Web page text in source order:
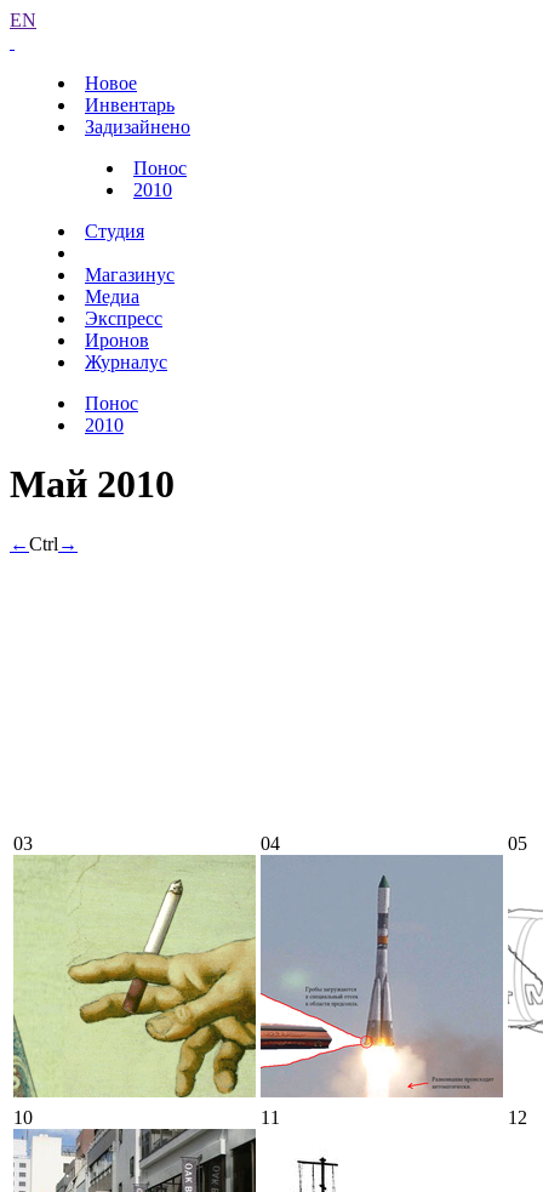
EN
Новое
Инвентарь
Задизайнено
Понос
2010
Студия
Магазинус
Медиа
Экспресс
Иронов
Журналус
Понос
2010
Май 2010
←Ctrl →
03 04 05
10 11 12